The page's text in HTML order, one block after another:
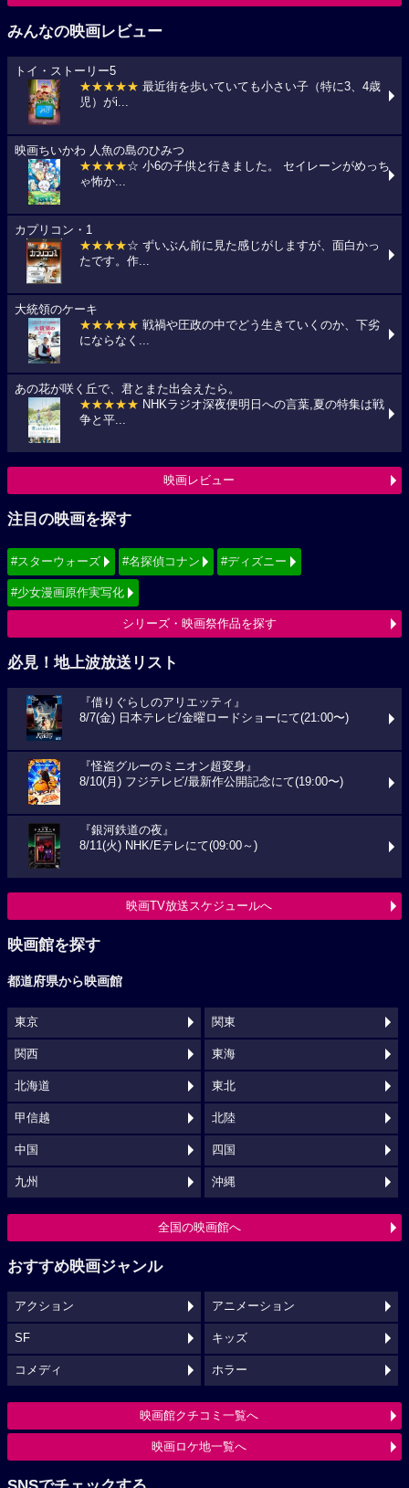
みんなの映画レビュー
トイ・ストーリー5
★★★★★ 最近街を歩いていても小さい子（特に3、4歳
児）がi...
映画ちいかわ 人魚の島のひみつ
★★★★☆ 小6の子供と行きました。 セイレーンがめっち
ゃ怖か...
カプリコン・1
★★★★☆ ずいぶん前に見た感じがしますが、面白かっ
たです。作...
大統領のケーキ
★★★★★ 戦禍や圧政の中でどう生きていくのか、下劣
にならなく...
あの花が咲く丘で、君とまた出会えたら。
★★★★★ NHKラジオ深夜便明日への言葉,夏の特集は戦
争と平...
映画レビュー
注目の映画を探す
#スターウォーズ #名探偵コナン #ディズニー
#少女漫画原作実写化
シリーズ・映画祭作品を探す
必見！地上波放送リスト
『借りぐらしのアリエッティ』
8/7(金) 日本テレビ/金曜ロードショーにて(21:00〜)
『怪盗グルーのミニオン超変身』
8/10(月) フジテレビ/最新作公開記念にて(19:00〜)
『銀河鉄道の夜』
8/11(火) NHK/Eテレにて(09:00～)
映画TV放送スケジュールへ
映画館を探す
都道府県から映画館
東京 関東
関西 東海
北海道 東北
甲信越 北陸
中国 四国
九州 沖縄
全国の映画館へ
おすすめ映画ジャンル
アクション アニメーション
SF キッズ
コメディ ホラー
映画館クチコミ一覧へ
映画ロケ地一覧へ